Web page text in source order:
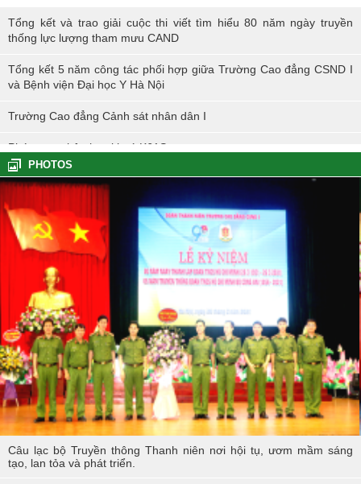
lực lượng tham mưu CAND
Tổng kết và trao giải cuộc thi viết tìm hiểu 80 năm ngày truyền
thống lực lượng tham mưu CAND
Tổng kết 5 năm công tác phối hợp giữa Trường Cao đẳng CSND I
và Bệnh viện Đại học Y Hà Nội
Trường Cao đẳng Cảnh sát nhân dân I
Phóng sự nhập học khoá K61S
Tổng kết hoạt động thực tế đợt I - K60S
Các sự kiện tiêu biểu của Tuổi trẻ Nhà trường năm học 2023-2024
TÔI LÀM CÔNG AN XÃ
Hoạt động thực tế chính trị của cán bộ, học viên tại Hoà Bình
Hội thi tìm hiểu, sáng kiến về phòng, chống tác hại của thuốc lá
trong tuổi trẻ Trường Cao đẳng Cảnh sát nhân dân I
Tuổi trẻ Trường Cao đẳng CSND I tích cực triển khai đề án 06 của
Chính phủ
PHOTOS
Câu lạc bộ Truyền thông Thanh niên nơi hội tụ, ươm mầm sáng
tạo, lan tỏa và phát triển.